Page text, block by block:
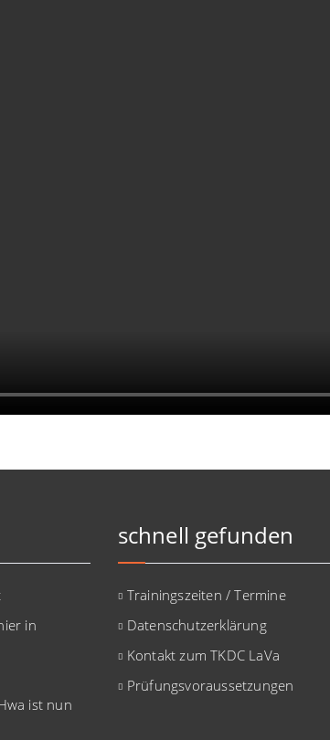
in
ist nun
schnell gefunden
Trainingszeiten / Termine
Datenschutzerklärung
Kontakt zum TKDC LaVa
Prüfungsvoraussetzungen